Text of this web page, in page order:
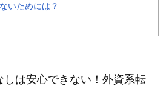
いためには？
しは安心できない！外資系転